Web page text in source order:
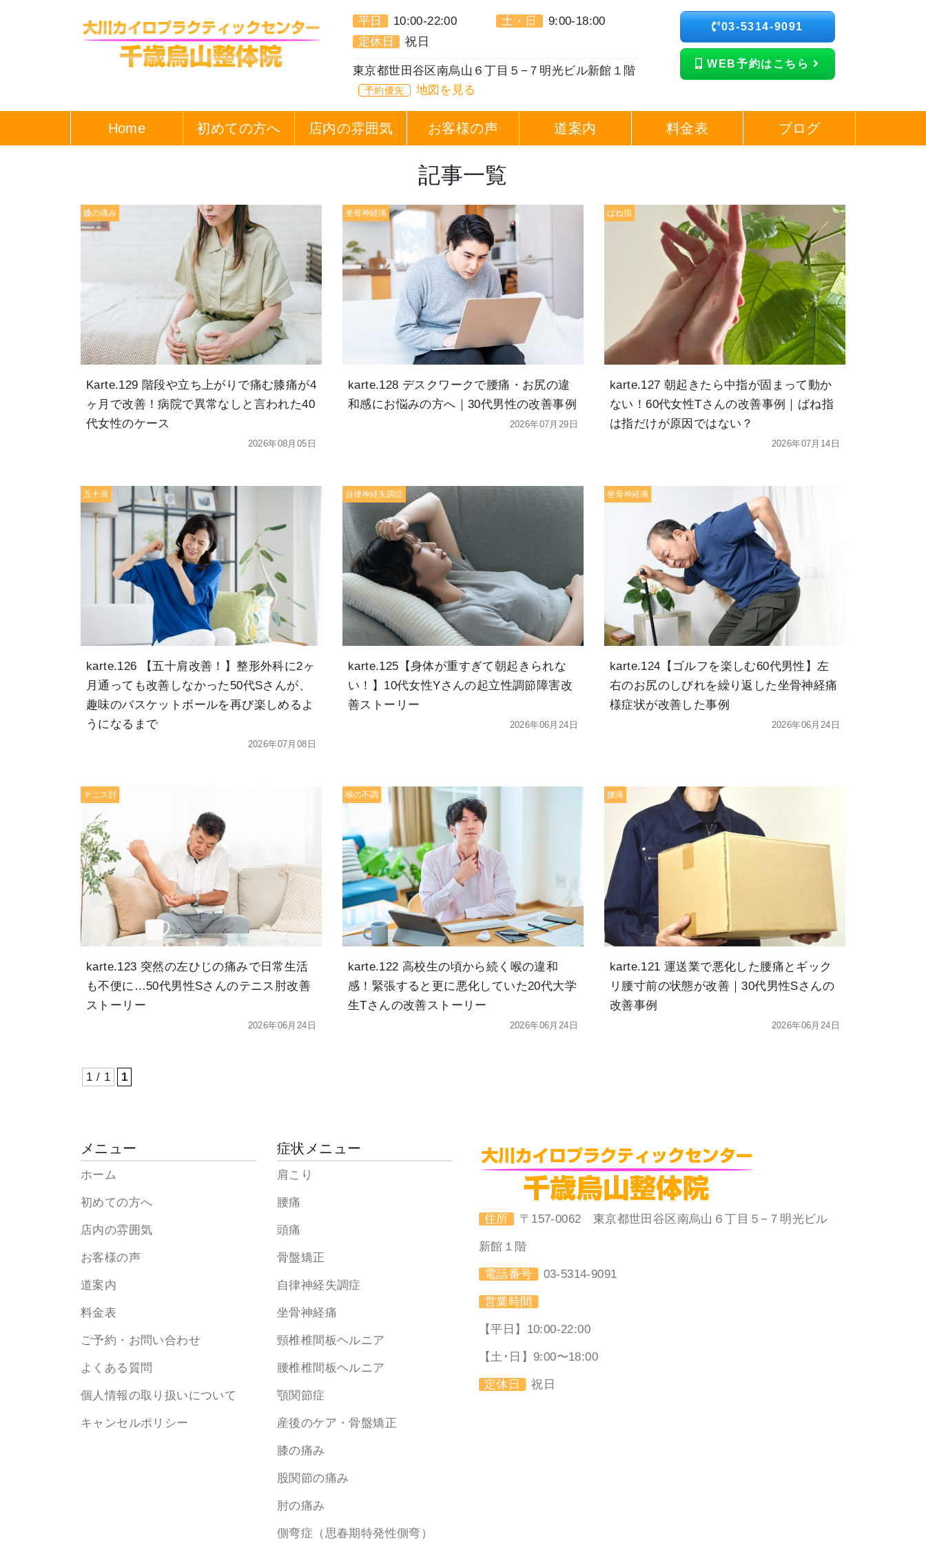
平日 10:00-22:00 土・日
9:00-18:00
定休日
祝日
東京都世田谷区南烏山６丁目５−７明光ビル新館１階
予約優先 地図を見る
03-5314-9091
WEB予約はこちら
Home 初めての方へ 店内の雰囲気 お客様の声 道案内 料金表 ブログ
記事一覧
膝の痛み
Karte.129 階段や立ち上がりで痛む膝痛が4
ヶ月で改善！病院で異常なしと言われた40
代女性のケース
2026年08月05日
坐骨神経痛
karte.128 デスクワークで腰痛・お尻の違
和感にお悩みの方へ｜30代男性の改善事例
2026年07月29日
ばね指
karte.127 朝起きたら中指が固まって動か
ない！60代女性Tさんの改善事例｜ばね指
は指だけが原因ではない？
2026年07月14日
五十肩
karte.126 【五十肩改善！】整形外科に2ヶ
月通っても改善しなかった50代Sさんが、
趣味のバスケットボールを再び楽しめるよ
うになるまで
2026年07月08日
自律神経失調症
karte.125【身体が重すぎて朝起きられな
い！】10代女性Yさんの起立性調節障害改
善ストーリー
2026年06月24日
坐骨神経痛
karte.124【ゴルフを楽しむ60代男性】左
右のお尻のしびれを繰り返した坐骨神経痛
様症状が改善した事例
2026年06月24日
テニス肘
karte.123 突然の左ひじの痛みで日常生活
も不便に…50代男性Sさんのテニス肘改善
ストーリー
2026年06月24日
喉の不調
karte.122 高校生の頃から続く喉の違和
感！緊張すると更に悪化していた20代大学
生Tさんの改善ストーリー
2026年06月24日
腰痛
karte.121 運送業で悪化した腰痛とギック
リ腰寸前の状態が改善｜30代男性Sさんの
改善事例
2026年06月24日
1 / 1 1
メニュー
ホーム
初めての方へ
店内の雰囲気
お客様の声
道案内
料金表
ご予約・お問い合わせ
よくある質問
個人情報の取り扱いについて
キャンセルポリシー
症状メニュー
肩こり
腰痛
頭痛
骨盤矯正
自律神経失調症
坐骨神経痛
頸椎椎間板ヘルニア
腰椎椎間板ヘルニア
顎関節症
産後のケア・骨盤矯正
膝の痛み
股関節の痛み
肘の痛み
側弯症（思春期特発性側弯）
住所 〒157-0062 東京都世田谷区南烏山６丁目５−７明光ビル
新館１階
電話番号 03-5314-9091
営業時間
【平日】10:00-22:00
【土･日】9:00〜18:00
定休日 祝日